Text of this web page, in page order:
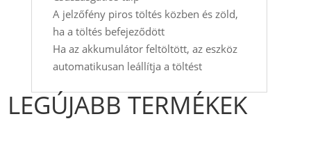
A jelzőfény piros töltés közben és zöld,
ha a töltés befejeződött
Ha az akkumulátor feltöltött, az eszköz
automatikusan leállítja a töltést
LEGÚJABB TERMÉKEK